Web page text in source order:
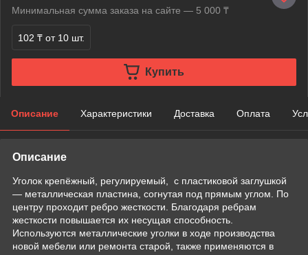
Минимальная сумма заказа на сайте — 5 000 ₸
102 ₸ от 10 шт.
Купить
Описание Характеристики Доставка Оплата
Описание
Уголок крепёжный, регулируемый, с пластиковой заглушкой
— металлическая пластина, согнутая под прямым углом. По
центру проходит ребро жесткости. Благодаря ребрам
жесткости повышается их несущая способность.
Используются металлические уголки в ходе производства
новой мебели или ремонта старой, также применяются в